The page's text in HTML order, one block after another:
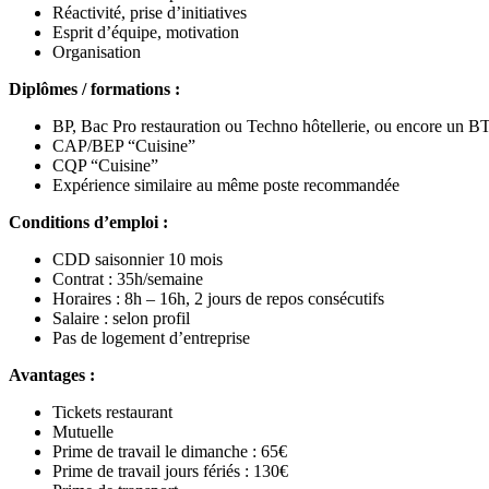
Réactivité, prise d’initiatives
Esprit d’équipe, motivation
Organisation
Diplômes / formations :
BP, Bac Pro restauration ou Techno hôtellerie, ou encore un
CAP/BEP “Cuisine”
CQP “Cuisine”
Expérience similaire au même poste recommandée
Conditions d’emploi :
CDD saisonnier 10 mois
Contrat : 35h/semaine
Horaires : 8h – 16h, 2 jours de repos consécutifs
Salaire : selon profil
Pas de logement d’entreprise
Avantages :
Tickets restaurant
Mutuelle
Prime de travail le dimanche : 65€
Prime de travail jours fériés : 130€